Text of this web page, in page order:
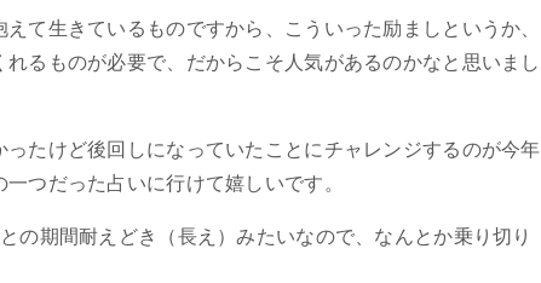
えて生きているものですから、こういった励ましというか、
れるものが必要で、だからこそ人気があるのかなと思いまし
ったけど後回しになっていたことにチャレンジするのが今年
つだった占いに行けて嬉しいです。
の期間耐えどき（長え）みたいなので、なんとか乗り切り